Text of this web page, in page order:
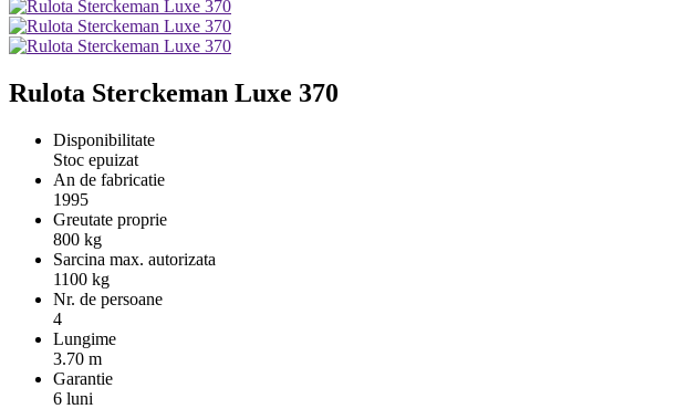
Rulota Sterckeman Luxe 370
Disponibilitate
Stoc epuizat
An de fabricatie
1995
Greutate proprie
800 kg
Sarcina max. autorizata
1100 kg
Nr. de persoane
4
Lungime
3.70 m
Garantie
6 luni